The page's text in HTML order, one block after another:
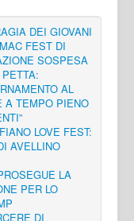
DEI GIOVANI
FEST DI
SOSPESA
AL
A TEMPO PIENO
LOVE FEST:
AVELLINO
LA
PER LO
DI